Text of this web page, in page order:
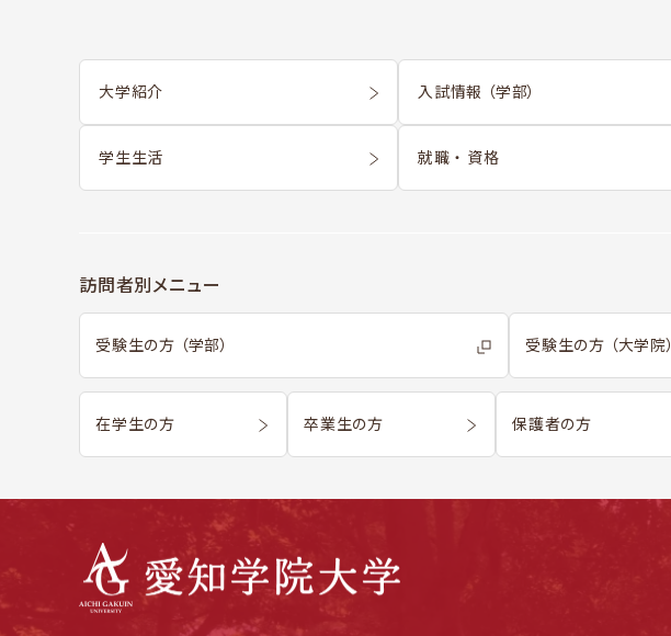
大学紹介 入試情報 （学部）
学生生活 就職 ・ 資格
訪問者別メニュー
受験生の方 （学部） 受験生の方 （大学院）
在学生の方 卒業生の方 保護者の方